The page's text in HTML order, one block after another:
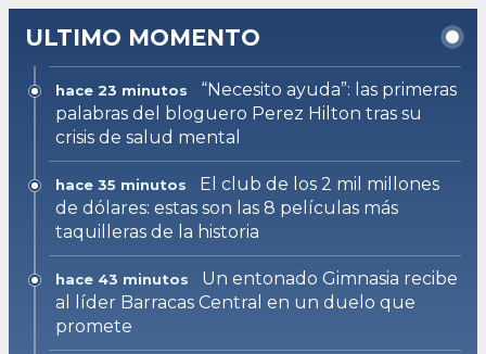
ULTIMO MOMENTO
hace 23 minutos
“Necesito ayuda”: las primeras
palabras del bloguero Perez Hilton tras su
crisis de salud mental
hace 35 minutos
El club de los 2 mil millones
de dólares: estas son las 8 películas más
taquilleras de la historia
hace 43 minutos
Un entonado Gimnasia recibe
al líder Barracas Central en un duelo que
promete